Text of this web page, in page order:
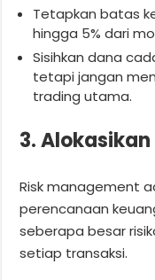
Tetapkan batas
hingga 5% dari
Sisihkan dana
tetapi jangan
trading utama.
3.
Risk management
perencanaan
seberapa besar
setiap transaksi.